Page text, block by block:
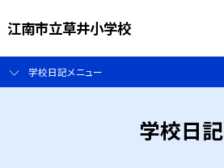
江南市立草井小学校
学校日記メニュー
学校日記